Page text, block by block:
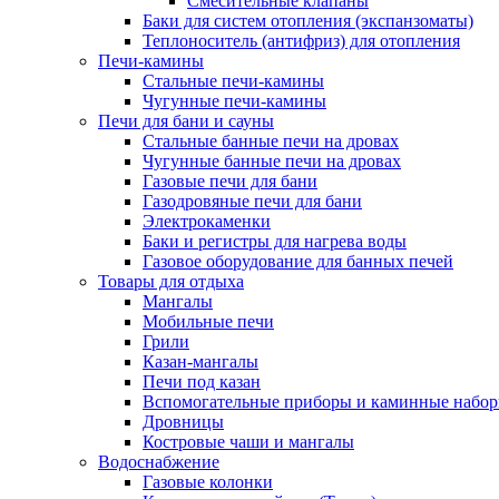
Баки для систем отопления (экспанзоматы)
Теплоноситель (антифриз) для отопления
Печи-камины
Стальные печи-камины
Чугунные печи-камины
Печи для бани и сауны
Стальные банные печи на дровах
Чугунные банные печи на дровах
Газовые печи для бани
Газодровяные печи для бани
Электрокаменки
Баки и регистры для нагрева воды
Газовое оборудование для банных печей
Товары для отдыха
Мангалы
Мобильные печи
Грили
Казан-мангалы
Печи под казан
Вспомогательные приборы и каминные
Дровницы
Костровые чаши и мангалы
Водоснабжение
Газовые колонки